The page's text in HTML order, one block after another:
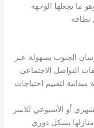
ما يجعلها الوجهة
نظافة
الجنوب بسهولة عبر
التواصل الاجتماعي
لتقييم احتياجات
أو الأسبوعي للأسر
بشكل دوري